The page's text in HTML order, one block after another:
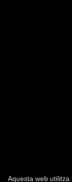
Aquesta web